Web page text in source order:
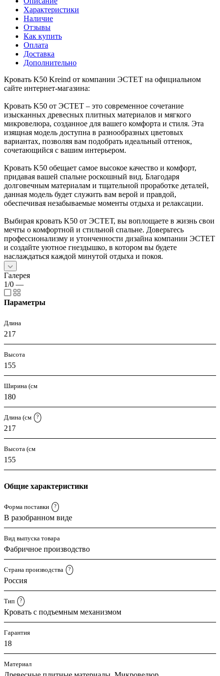
Характеристики
Наличие
Отзывы
Как купить
Оплата
Доставка
Дополнительно
Кровать K50 Kreind от компании ЭСТЕТ на официальном
сайте интернет-магазина:
Кровать K50 от ЭСТЕТ – это современное сочетание
изысканных древесных плитных материалов и мягкого
микровелюра, созданное для вашего комфорта и стиля. Эта
изящная модель доступна в разнообразных цветовых
вариантах, позволяя вам подобрать идеальный оттенок,
сочетающийся с вашим интерьером.
Кровать K50 обещает самое высокое качество и комфорт,
придавая вашей спальне роскошный вид. Благодаря
долговечным материалам и тщательной проработке деталей,
данная модель будет служить вам верой и правдой,
обеспечивая незабываемые моменты отдыха и релаксации.
Выбирая кровать K50 от ЭСТЕТ, вы воплощаете в жизнь свои
мечты о комфортной и стильной спальне. Доверьтесь
профессионализму и утонченности дизайна компании ЭСТЕТ
и создайте уютное гнездышко, в котором вы будете
наслаждаться каждой минутой отдыха и покоя.
Галерея
1/0 —
Параметры
Длина
217
Высота
155
Ширина (см
180
Длина (см ?
217
Высота (см
155
Общие характеристики
Форма поставки ?
В разобранном виде
Вид выпуска товара
Фабричное производство
Страна производства ?
Россия
Тип ?
Кровать с подъемным механизмом
Гарантия
18
Материал